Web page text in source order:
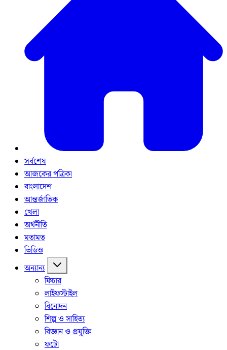
সর্বশেষ
আজকের পত্রিকা
বাংলাদেশ
আন্তর্জাতিক
খেলা
অর্থনীতি
মতামত
ভিডিও
অন্যান্য
ফিচার
লাইফস্টাইল
বিনোদন
শিল্প ও সাহিত্য
বিজ্ঞান ও প্রযুক্তি
ফটো